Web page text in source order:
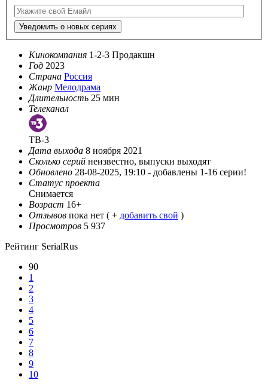
Уведомить о новых сериях
Кинокомпания 1-2-3 Продакшн
Год 2023
Страна Россия
Жанр Мелодрама
Длительность 25 мин
Телеканал
ТВ-3
Дата выхода 8 ноября 2021
Сколько серий неизвестно, выпуски выходят
Обновлено 28-08-2025, 19:10 - добавлены 1-16 серии!
Статус проекта
Снимается
Возраст 16+
Отзывов пока нет ( + добавить свой )
Просмотров 5 937
Рейтинг SerialRus
90
1
2
3
4
5
6
7
8
9
10